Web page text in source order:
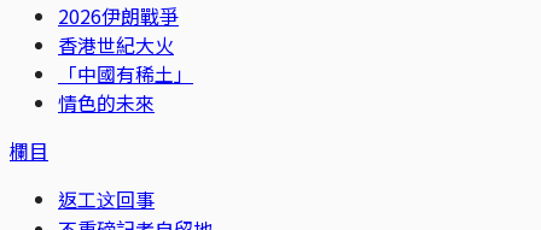
2026伊朗戰爭
香港世紀大火
「中國有稀土」
情色的未來
欄目
返工这回事